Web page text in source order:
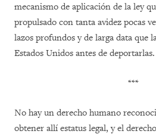
mecanismo de aplicación de la ley
propulsado con tanta avidez pocas
lazos profundos y de larga data que
Estados Unidos antes de deportarlas.
***
No hay un derecho humano
obtener allí estatus legal, y el